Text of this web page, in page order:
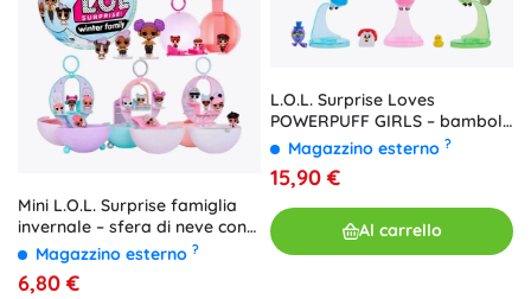
Mini L.O.L. Surprise famiglia
invernale – sfera di neve con
bambole, serie 2
Magazzino esterno ?
6,80 €
L.O.L. Surprise Loves
POWERPUFF GIRLS – bambola
da collezione Tots (1 pz,
selezione casuale)
Magazzino esterno ?
15,90 €
Al carrello